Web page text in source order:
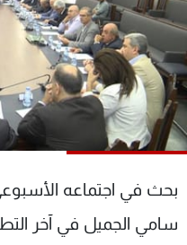
بحث في اجتماعه
سامي الجميل في آخر
منوعات
كأس العالم
البرامج
جدول البرامج
شاهد البرامج
الترددات